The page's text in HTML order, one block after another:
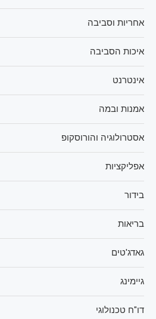
אחריות וסביבה
איכות הסביבה
אינטרנט
אמנות ובמה
אסטרולוגיה והורוסקופ
אפליקציות
בידור
בריאות
גאדג'טים
גיימינג
דו"ח טכנולוגי